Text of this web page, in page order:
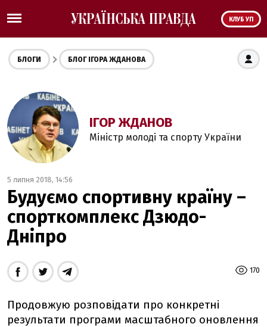
КЛУБ УП
БЛОГИ БЛОГ ІГОРА ЖДАНОВА
ІГОР ЖДАНОВ
Міністр молоді та спорту України
5 липня 2018, 14:56
Будуємо спортивну країну –
спорткомплекс Дзюдо-
Дніпро
170
Продовжую розповідати про конкретні
результати програми масштабного оновлення